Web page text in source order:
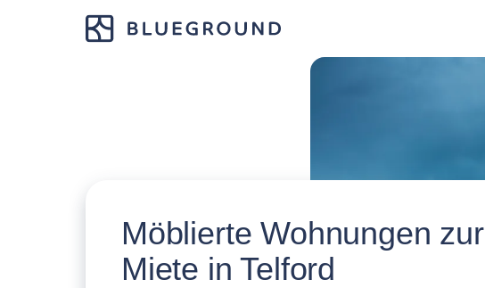
Möblierte Wohnungen zur
Miete in Telford